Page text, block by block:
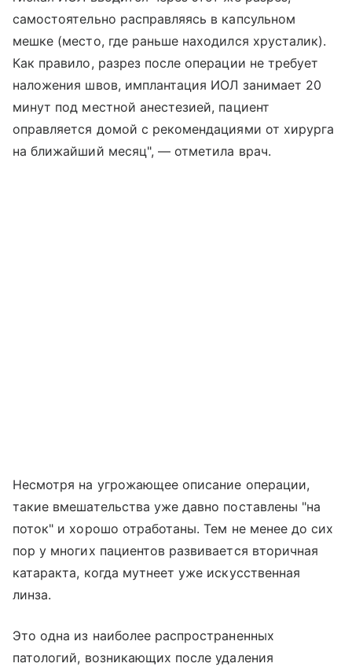
самостоятельно расправляясь в капсульном
мешке (место, где раньше находился хрусталик).
Как правило, разрез после операции не требует
наложения швов, имплантация ИОЛ занимает 20
минут под местной анестезией, пациент
оправляется домой с рекомендациями от хирурга
на ближайший месяц", — отметила врач.
Несмотря на угрожающее описание операции,
такие вмешательства уже давно поставлены "на
поток" и хорошо отработаны. Тем не менее до сих
пор у многих пациентов развивается вторичная
катаракта, когда мутнеет уже искусственная
линза.
Это одна из наиболее распространенных
патологий, возникающих после удаления